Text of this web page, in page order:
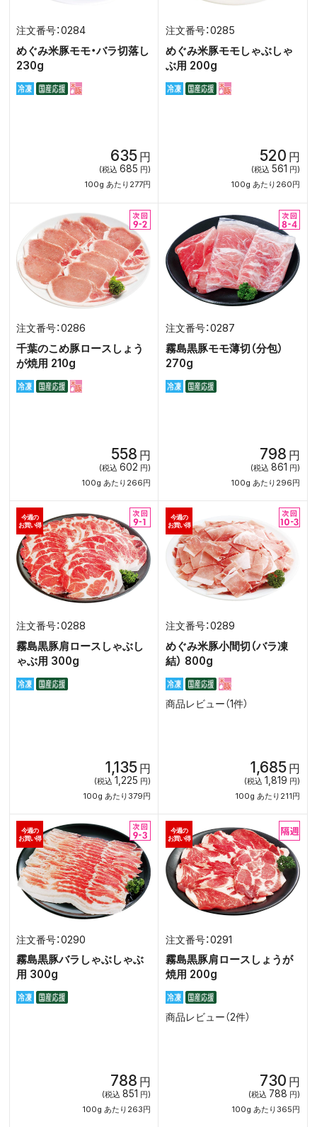
0284
めぐみ米豚モモ・バラ切落し
230g
635 円
(税込 685 円)
100g あたり277円
0285
めぐみ米豚モモしゃぶしゃ
ぶ用 200g
520 円
(税込 561 円)
100g あたり260円
0286
千葉のこめ豚ロースしょう
が焼用 210g
558 円
(税込 602 円)
100g あたり266円
0287
霧島黒豚モモ薄切（分包）
270g
798 円
(税込 861 円)
100g あたり296円
0288
霧島黒豚肩ロースしゃぶし
ゃぶ用 300g
今週の
お買い得
1,135 円
(税込 1,225 円)
100g あたり379円
0289
めぐみ米豚小間切（バラ凍
結） 800g
今週の
お買い得
商品レビュー（1件）
1,685 円
(税込 1,819 円)
100g あたり211円
0290
霧島黒豚バラしゃぶしゃぶ
用 300g
今週の
お買い得
788 円
(税込 851 円)
100g あたり263円
0291
霧島黒豚肩ロースしょうが
焼用 200g
今週の
お買い得
商品レビュー（2件）
730 円
(税込 788 円)
100g あたり365円